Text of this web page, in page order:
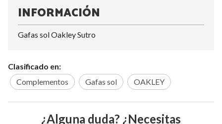
INFORMACIÓN
Gafas sol Oakley Sutro
Clasificado en:
Complementos
Gafas sol OAKLEY
¿Alguna duda? ¿Necesitas